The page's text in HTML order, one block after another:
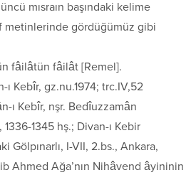
mısraın başındaki kelime
metinlerinde gördüğümüz gibi
fâilâtün fâilât [Remel].
ı Kebîr, gz.nu.1974; trc.IV,52
ı Kebîr, nşr. Bedîuzzamân
1345 hş.; Divan-ı Kebir
Gölpınarlı, I-VII, 2.bs., Ankara,
Ahmed Ağa’nın Nihâvend âyininin